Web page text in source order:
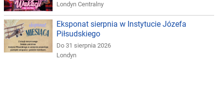
Londyn Centralny
Eksponat sierpnia w Instytucie Józefa
Piłsudskiego
Do 31 sierpnia 2026
Londyn